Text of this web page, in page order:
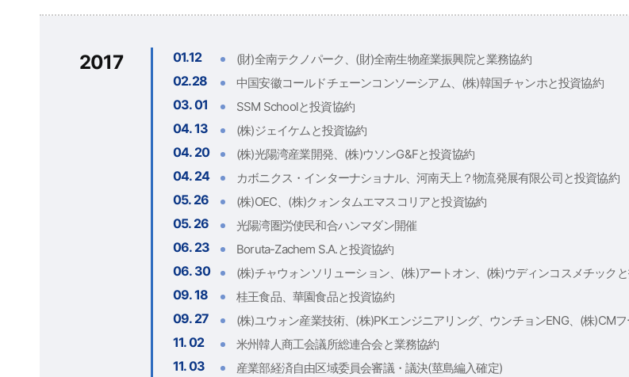
2017 01.12 (財)全南テクノパーク、(財)全南生物産業振興院と業務協約
02.28 中国安徽コールドチェーンコンソーシアム、(株)韓国チャンホと投資協約
03. 01 SSM Schoolと投資協約
04. 13 (株)ジェイケムと投資協約
04. 20 (株)光陽湾産業開発、(株)ウソンG&Fと投資協約
04. 24 カボニクス・インターナショナル、河南天上？物流発展有限公司と投資協約
05. 26 (株)OEC、(株)クォンタムエマスコリアと投資協約
05. 26 光陽湾圏労使民和合ハンマダン開催
06. 23 Boruta-Zachem S.A.と投資協約
06. 30 (株)チャウォンソリューション、(株)アートオン、(株)ウディンコスメチック
09. 18 桂王食品、華園食品と投資協約
09. 27 (株)ユウォン産業技術、(株)PKエンジニアリング、ウンチョンENG、(株)CM
11. 02 米州韓人商工会議所総連合会と業務協約
11. 03 産業部経済自由区域委員会審議・議決(莖島編入確定)